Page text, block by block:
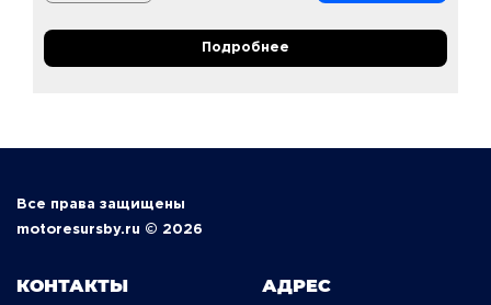
Подробнее
Все права защищены
motoresursby.ru © 2026
КОНТАКТЫ АДРЕС